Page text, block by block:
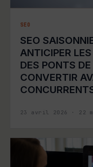
SEO
SEO
ANTICIPER
DES PONTS
CONVERTIR
23 avril 2026 · 22